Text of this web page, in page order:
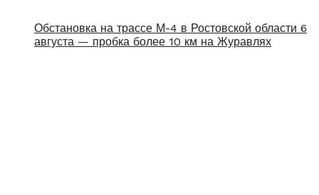
Обстановка на трассе М-4 в Ростовской области 6
августа — пробка более 10 км на Журавлях